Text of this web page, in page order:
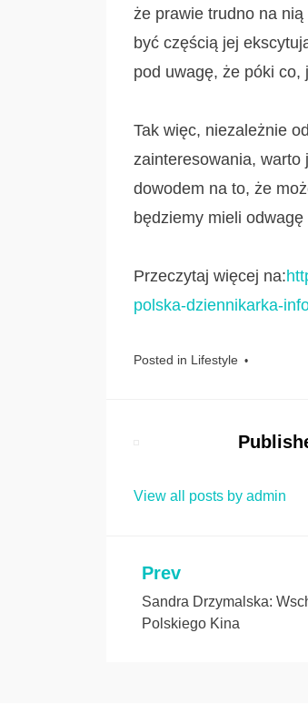
że prawie trudno na
być częścią jej
pod uwagę, że póki co,
Tak więc, niezależnie
zainteresowania, warto
dowodem na to, że
będziemy mieli
Przeczytaj więcej na:
polska-dziennikarka-
Posted in Lifestyle
View all posts by admin
Nawigacja
wpisu
Prev
Sandra Drzymalska:
Polskiego Kina